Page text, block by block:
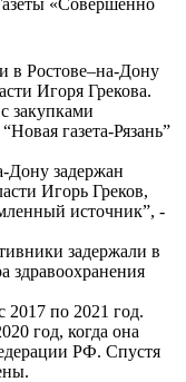
в Ростове–на-Дону
Игоря Грекова.
закупками
газета-Рязань”
Дону задержан
Игорь Греков,
источник”, -
задержали в
здравоохранения
2017 по 2021 год.
год, когда она
РФ. Спустя